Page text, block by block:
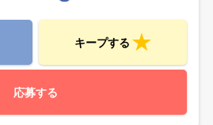
キープする
応募する